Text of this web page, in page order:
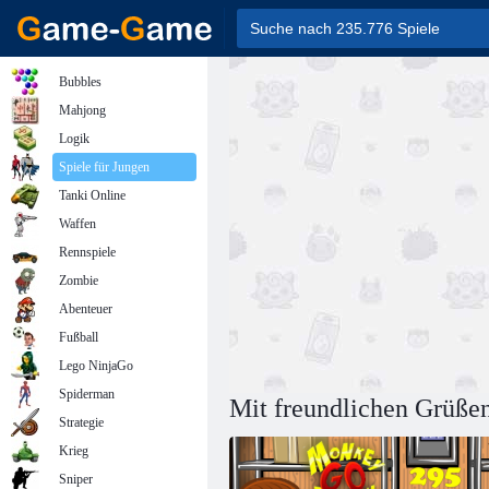
Mit freundlichen
Bubbles
Mahjong
Logik
Spiele für Jungen
Tanki Online
Waffen
Rennspiele
Zombie
Abenteuer
Fußball
Lego NinjaGo
Spiderman
Strategie
Krieg
Sniper